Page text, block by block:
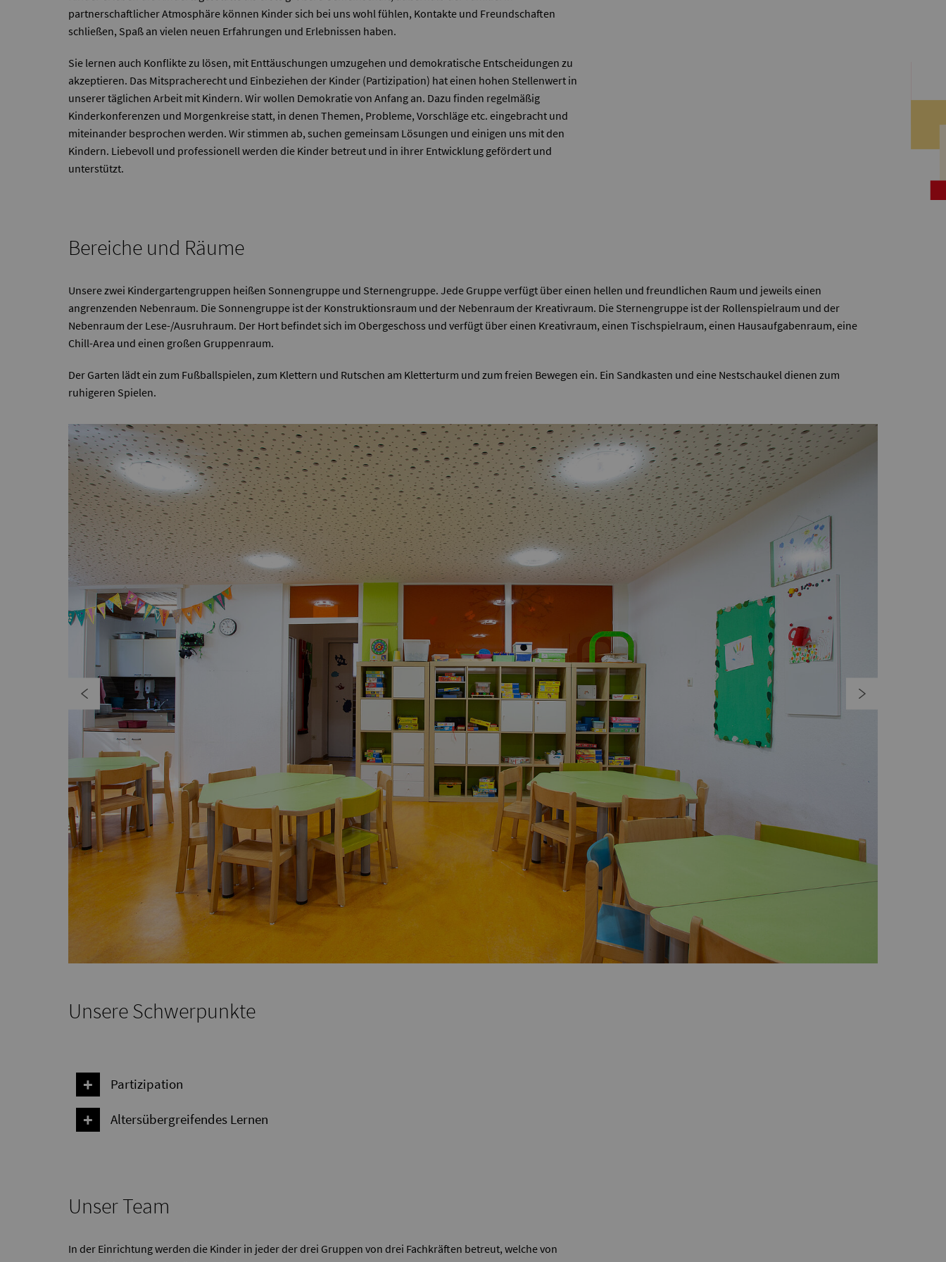
partnerschaftlicher Atmosphäre können Kinder sich bei uns wohl fühlen, Kontakte und Freundschaften
schließen, Spaß an vielen neuen Erfahrungen und Erlebnissen haben.
Sie lernen auch Konflikte zu lösen, mit Enttäuschungen umzugehen und demokratische Entscheidungen zu
akzeptieren. Das Mitspracherecht und Einbeziehen der Kinder (Partizipation) hat einen hohen Stellenwert in
unserer täglichen Arbeit mit Kindern. Wir wollen Demokratie von Anfang an. Dazu finden regelmäßig
Kinderkonferenzen und Morgenkreise statt, in denen Themen, Probleme, Vorschläge etc. eingebracht und
miteinander besprochen werden. Wir stimmen ab, suchen gemeinsam Lösungen und einigen uns mit den
Kindern. Liebevoll und professionell werden die Kinder betreut und in ihrer Entwicklung gefördert und
unterstützt.
Bereiche und Räume
Unsere zwei Kindergartengruppen heißen Sonnengruppe und Sternengruppe. Jede Gruppe verfügt über einen hellen und freundlichen Raum und jeweils einen
angrenzenden Nebenraum. Die Sonnengruppe ist der Konstruktionsraum und der Nebenraum der Kreativraum. Die Sternengruppe ist der Rollenspielraum und der
Nebenraum der Lese-/Ausruhraum. Der Hort befindet sich im Obergeschoss und verfügt über einen Kreativraum, einen Tischspielraum, einen Hausaufgabenraum, eine
Chill-Area und einen großen Gruppenraum.
Der Garten lädt ein zum Fußballspielen, zum Klettern und Rutschen am Kletterturm und zum freien Bewegen ein. Ein Sandkasten und eine Nestschaukel dienen zum
ruhigeren Spielen.
Unsere Schwerpunkte
Partizipation
Altersübergreifendes Lernen
Unser Team
In der Einrichtung werden die Kinder in jeder der drei Gruppen von drei Fachkräften betreut, welche von